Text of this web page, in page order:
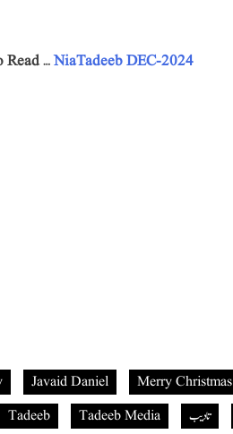
Read …NiaTadeeb DEC-2024
Javaid Daniel Merry Christmas
Tadeeb Tadeeb Media تادیب